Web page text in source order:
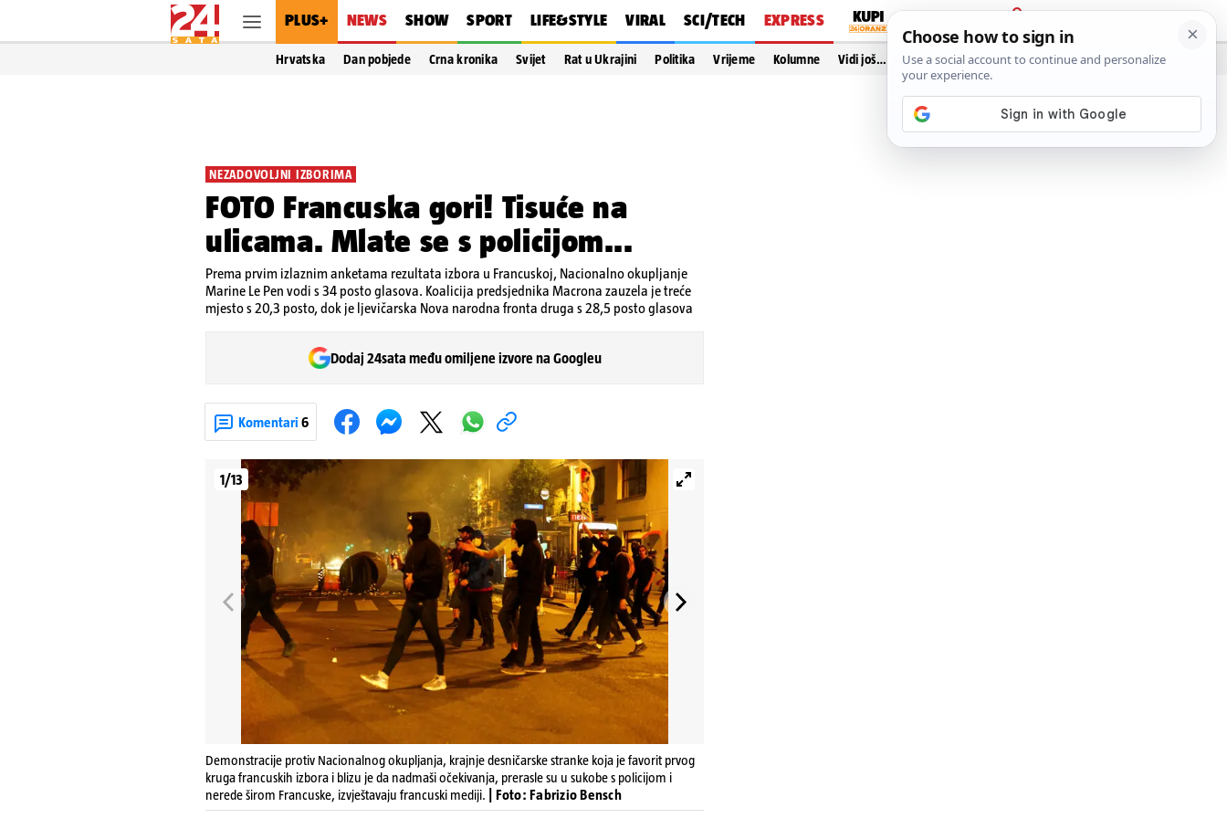
PLUS+ NEWS SHOW SPORT LIFE&STYLE VIRAL SCI/TECH EXPRESS
PRIJAVA
Hrvatska Dan pobjede Crna kronika Svijet Rat u Ukrajini Politika Vrijeme Kolumne Vidi još…
NEZADOVOLJNI IZBORIMA
FOTO Francuska gori! Tisuće na
ulicama. Mlate se s policijom...
Prema prvim izlaznim anketama rezultata izbora u Francuskoj, Nacionalno okupljanje
Marine Le Pen vodi s 34 posto glasova. Koalicija predsjednika Macrona zauzela je treće
mjesto s 20,3 posto, dok je ljevičarska Nova narodna fronta druga s 28,5 posto glasova
Dodaj 24sata među omiljene izvore na Googleu
Komentari 6
1/13
Demonstracije protiv Nacionalnog okupljanja, krajnje desničarske stranke koja je favorit prvog
kruga francuskih izbora i blizu je da nadmaši očekivanja, prerasle su u sukobe s policijom i
nerede širom Francuske, izvještavaju francuski mediji.
| Foto: Fabrizio Bensch